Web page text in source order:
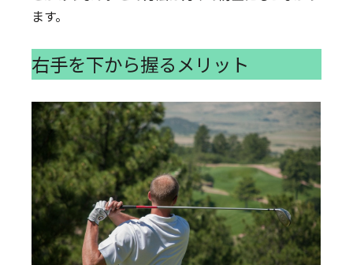
ます。
右手を下から握るメリット